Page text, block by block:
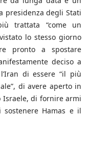
presidenza degli Stati
trattata “come un
lo stesso giorno
pronto a spostare
deciso a
di essere “il più
di avere aperto in
Israele, di fornire armi
Hamas e il